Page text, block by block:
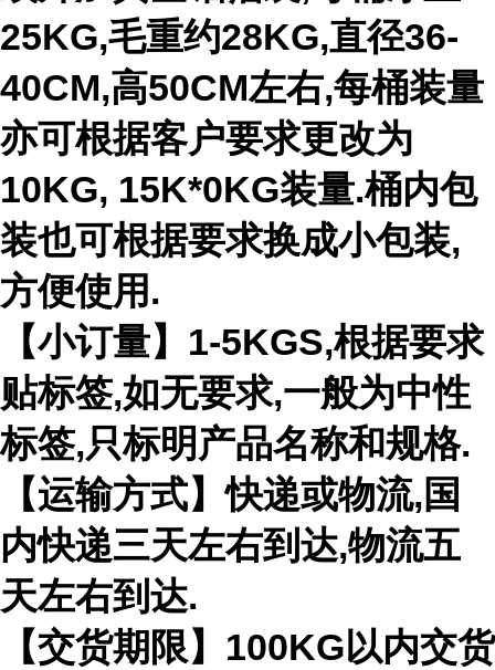
25KG,毛重约28KG,直径36-
40CM,高50CM左右,每桶装量
亦可根据客户要求更改为
10KG, 15K*0KG装量.桶内包
装也可根据要求换成小包装,
方便使用.
【小订量】1-5KGS,根据要求
贴标签,如无要求,一般为中性
标签,只标明产品名称和规格.
【运输方式】快递或物流,国
内快递三天左右到达,物流五
天左右到达.
【交货期限】100KG以内交货